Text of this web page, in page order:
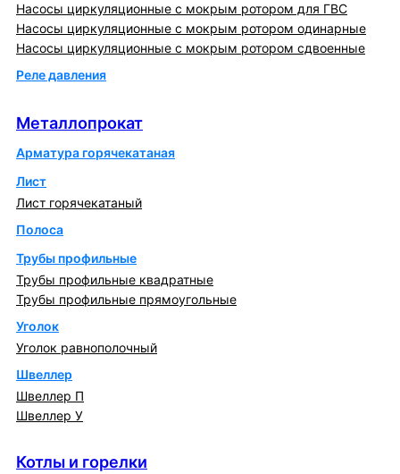
Насосы циркуляционные с мокрым ротором для ГВС
Насосы циркуляционные с мокрым ротором одинарные
Насосы циркуляционные с мокрым ротором сдвоенные
Реле давления
Металлопрокат
Арматура горячекатаная
Лист
Лист горячекатаный
Полоса
Трубы профильные
Трубы профильные квадратные
Трубы профильные прямоугольные
Уголок
Уголок равнополочный
Швеллер
Швеллер П
Швеллер У
Котлы и горелки